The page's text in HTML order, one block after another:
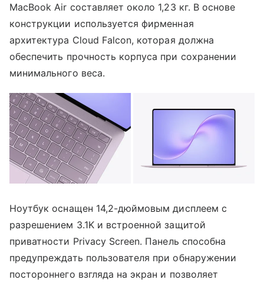
MacBook Air составляет около 1,23 кг. В основе
конструкции используется фирменная
архитектура Cloud Falcon, которая должна
обеспечить прочность корпуса при сохранении
минимального веса.
Ноутбук оснащен 14,2-дюймовым дисплеем с
разрешением 3.1K и встроенной защитой
приватности Privacy Screen. Панель способна
предупреждать пользователя при обнаружении
постороннего взгляда на экран и позволяет